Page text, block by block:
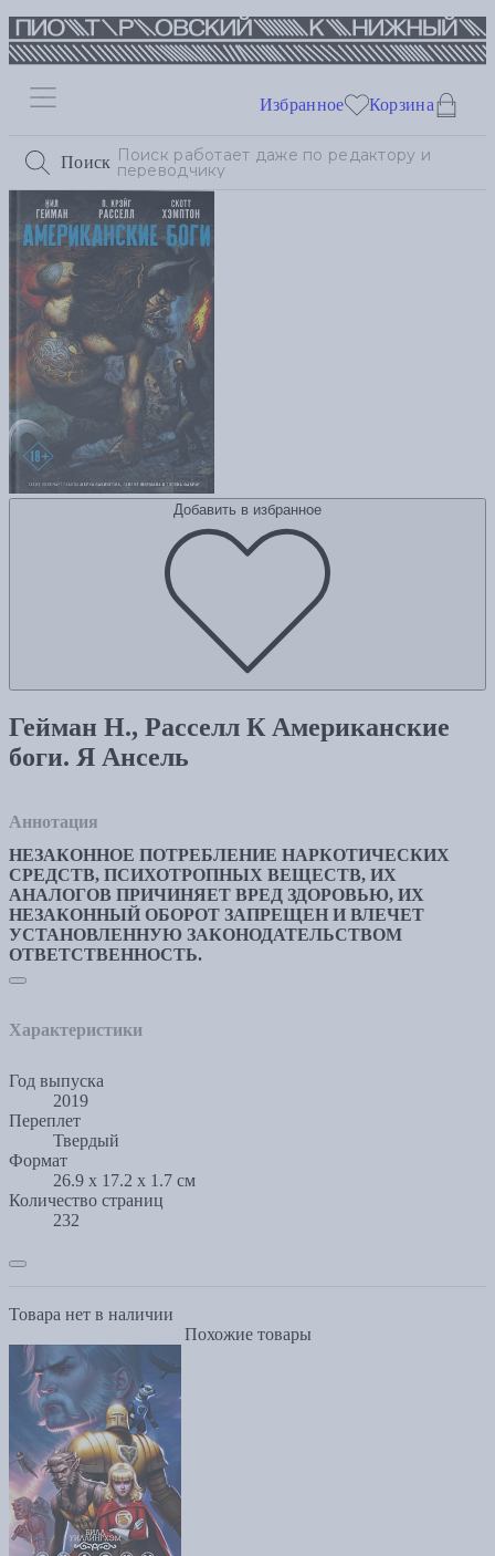
Поиск
Избранное Корзина
Добавить в избранное
Гейман Н., Расселл К Американские
боги. Я Ансель
Аннотация
НЕЗАКОННОЕ ПОТРЕБЛЕНИЕ НАРКОТИЧЕСКИХ
СРЕДСТВ, ПСИХОТРОПНЫХ ВЕЩЕСТВ, ИХ
АНАЛОГОВ ПРИЧИНЯЕТ ВРЕД ЗДОРОВЬЮ, ИХ
НЕЗАКОННЫЙ ОБОРОТ ЗАПРЕЩЕН И ВЛЕЧЕТ
УСТАНОВЛЕННУЮ ЗАКОНОДАТЕЛЬСТВОМ
ОТВЕТСТВЕННОСТЬ.
Характеристики
Год выпуска
2019
Переплет
Твердый
Формат
26.9 x 17.2 x 1.7 см
Количество страниц
232
Товара нет в наличии
Похожие товары